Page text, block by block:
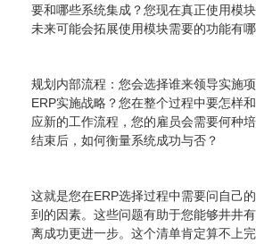
要和哪些系统集成？您现在真正使用模
未来可能会拓展使用模块需要的功能有
规划内部流程：您会选择谁来领导实施
ERP实施战略？您在整个过程中要怎样
应新的工作流程，您的雇员会需要何种
结束后，如何衡量系统成功与否？
这就是您在ERP选择过程中需要问自己
到的因素。这些问题有助于您能够井井
离成功更进一步。这个清单肯定算不上